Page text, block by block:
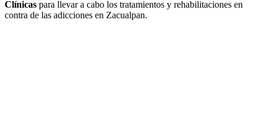
Clínicas para llevar a cabo los tratamientos y rehabilitaciones en
contra de las adicciones en Zacualpan.